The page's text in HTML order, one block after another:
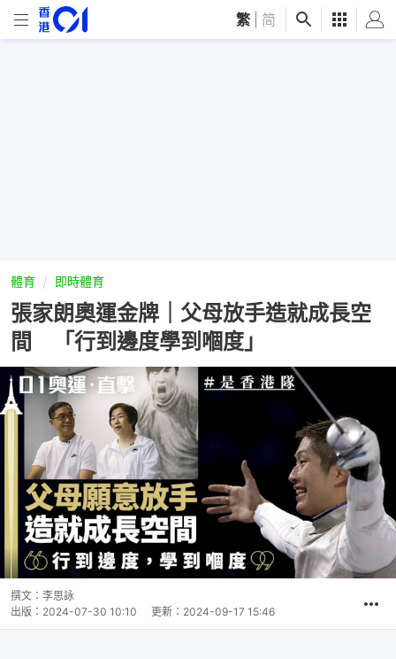
繁 简
體育 即時體育
張家朗奧運金牌｜父母放手造就成長空
間 「行到邊度學到嗰度」
撰文： 李思詠
出版： 2024-07-30 10:10 更新： 2024-09-17 15:46